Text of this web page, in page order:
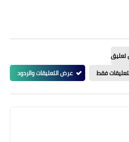
تعليق
فقط
عرض التعليقات والردود